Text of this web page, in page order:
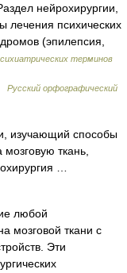
нейрохирургии,
лечения психических
(эпилепсия,
терминов
Русский орфографический
изучающий способы
ткань,
…
любой
мозговой ткани с
Эти